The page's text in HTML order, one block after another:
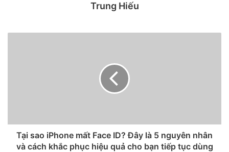
thay thế từ công ty trong 2 năm tới.
Được phát hành vào tháng 6 năm 2012, mẫu MacBook Pro
như một tùy chọn giá rẻ hơn cùng với MacBook Pro 13 inch
mỏng hơn với màn hình Retina.
MacBook Pro 13 inch giữa năm 2012 với macOS Big Sur
vào năm 2020.
Trung Hiếu
Tại sao iPhone mất Face ID? Đây là 5 nguyên nhân
và cách khắc phục hiệu quả cho bạn tiếp tục dùng